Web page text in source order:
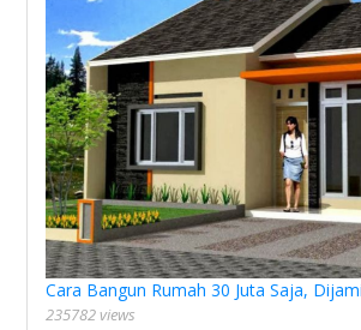
Cara Bangun Rumah 30 Juta Saja,
235782 views